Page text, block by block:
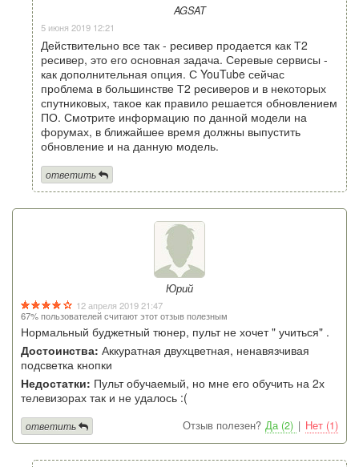
AGSAT
5 июня 2019 12:21
Действительно все так - ресивер продается как Т2
ресивер, это его основная задача. Серевые сервисы -
как дополнительная опция. С YouTube сейчас
проблема в большинстве Т2 ресиверов и в некоторых
спутниковых, такое как правило решается обновлением
ПО. Смотрите информацию по данной модели на
форумах, в ближайшее время должны выпустить
обновление и на данную модель.
ответить
Юрий
12 апреля 2019 21:47
67% пользователей считают этот отзыв полезным
Нормальный буджетный тюнер, пульт не хочет " учиться" .
Достоинства: Аккуратная двухцветная, ненавязчивая
подсветка кнопки
Недостатки: Пульт обучаемый, но мне его обучить на 2х
телевизорах так и не удалось :(
Отзыв полезен? Да (2) | Нет (1)
ответить